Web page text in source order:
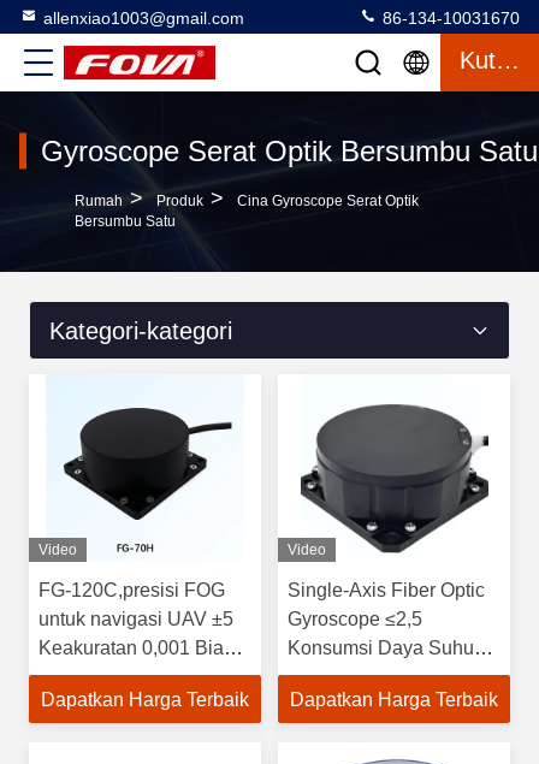
allenxiao1003@gmail.com 86-134-10031670
Kutipan
Gyroscope Serat Optik Bersumbu Satu
Rumah > Produk >
Cina Gyroscope Serat Optik
Bersumbu Satu
Kategori-kategori
Video
FG-120C,presisi FOG
untuk navigasi UAV ±5
Keakuratan 0,001 Bias
repeatability dan kinerja
stabil dalam berbagai
Dapatkan Harga Terbaik
Video
Single-Axis Fiber Optic
Gyroscope ≤2,5
Konsumsi Daya Suhu
ruangan -45 70 Bias
Repeatability 0,001
Dapatkan Harga Terbaik